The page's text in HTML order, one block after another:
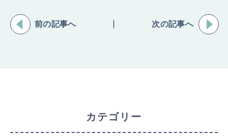
前の記事へ 次の記事へ
カテゴリー